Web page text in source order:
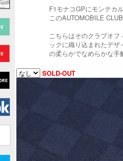
F1モナコGPにモンテカ
このAUTOMOBILE
こちらはそのクラブオ
ックに織り込まれたデ
の柔らかでなめらかな手
SOLD-OUT